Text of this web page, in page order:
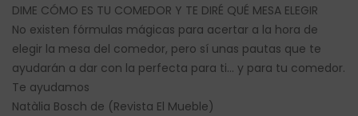
DIME CÓMO ES TU COMEDOR Y TE DIRÉ QUÉ MESA ELEGIR
No existen fórmulas mágicas para acertar a la hora de
elegir la mesa del comedor, pero sí unas pautas que te
ayudarán a dar con la perfecta para ti… y para tu comedor.
Te ayudamos
Natàlia Bosch de (Revista El Mueble)